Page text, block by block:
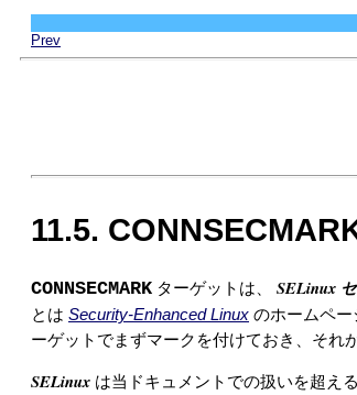
Prev
11.5.
CONNSECMARK ターゲットは、 SELinux
とは Security-Enhanced Linux のホームペ
ーゲットでまずマークを付けておき、それ
SELinux は当ドキュメントでの扱いを超え